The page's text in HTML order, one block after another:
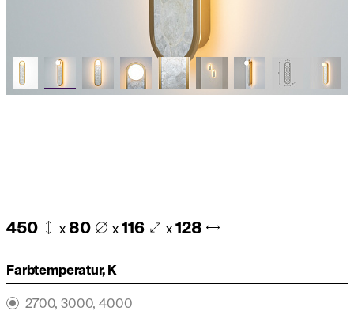
450 x 80 x 116 x 128
Farbtemperatur, K
2700, 3000, 4000